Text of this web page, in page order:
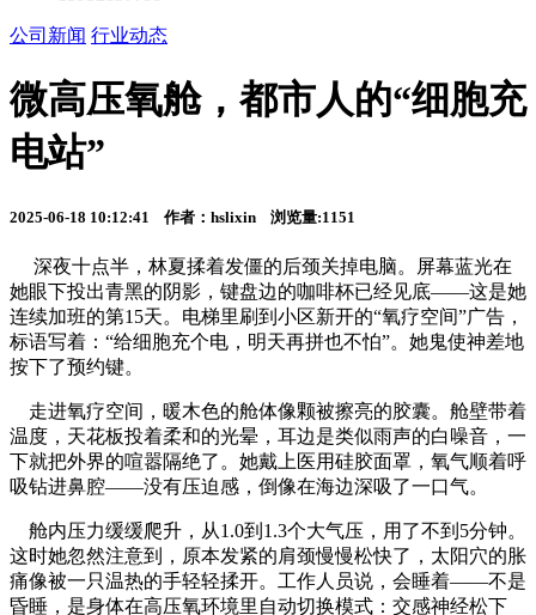
公司新闻 行业动态
微高压氧舱，都市人的“细胞充
电站”
2025-06-18 10:12:41 作者：hslixin 浏览量:1151
深夜十点半，林夏揉着发僵的后颈关掉电脑。屏幕蓝光在
她眼下投出青黑的阴影，键盘边的咖啡杯已经见底——这是她
连续加班的第15天。电梯里刷到小区新开的“氧疗空间”广告，
标语写着：“给细胞充个电，明天再拼也不怕”。她鬼使神差地
按下了预约键。
走进氧疗空间，暖木色的舱体像颗被擦亮的胶囊。舱壁带着
温度，天花板投着柔和的光晕，耳边是类似雨声的白噪音，一
下就把外界的喧嚣隔绝了。她戴上医用硅胶面罩，氧气顺着呼
吸钻进鼻腔——没有压迫感，倒像在海边深吸了一口气。
舱内压力缓缓爬升，从1.0到1.3个大气压，用了不到5分钟。
这时她忽然注意到，原本发紧的肩颈慢慢松快了，太阳穴的胀
痛像被一只温热的手轻轻揉开。工作人员说，会睡着——不是
昏睡，是身体在高压氧环境里自动切换模式：交感神经松下